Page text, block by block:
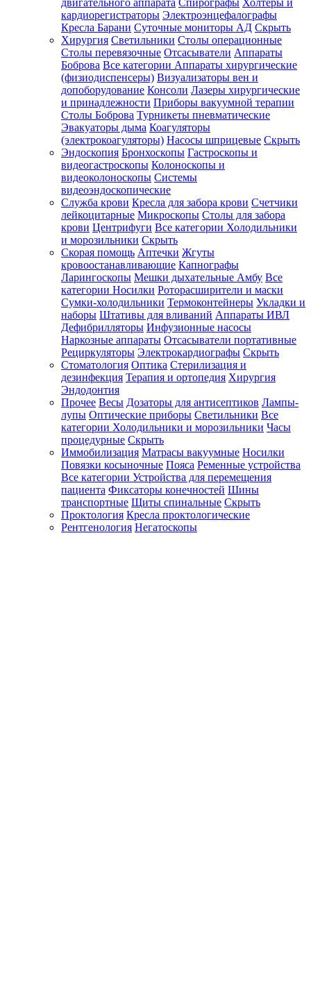
двигательного аппарата Спирографы Холтеры и
кардиорегистраторы Электроэнцефалографы
Кресла Барани Суточные мониторы АД Скрыть
Хирургия Светильники Столы операционные
Столы перевязочные Отсасыватели Аппараты
Боброва Все категории Аппараты хирургические
(физиодиспенсеры) Визуализаторы вен и
допоборудование Консоли Лазеры хирургические
и принадлежности Приборы вакуумной терапии
Столы Боброва Турникеты пневматические
Эвакуаторы дыма Коагуляторы
(электрокоагуляторы) Насосы шприцевые Скрыть
Эндоскопия Бронхоскопы Гастроскопы и
видеогастроскопы Колоноскопы и
видеоколоноскопы Системы
видеоэндоскопические
Служба крови Кресла для забора крови Счетчики
лейкоцитарные Микроскопы Столы для забора
крови Центрифуги Все категории Холодильники
и морозильники Скрыть
Скорая помощь Аптечки Жгуты
кровоостанавливающие Капнографы
Ларингоскопы Мешки дыхательные Амбу Все
категории Носилки Роторасширители и маски
Сумки-холодильники Термоконтейнеры Укладки и
наборы Штативы для вливаний Аппараты ИВЛ
Дефибрилляторы Инфузионные насосы
Наркозные аппараты Отсасыватели портативные
Рециркуляторы Электрокардиографы Скрыть
Стоматология Оптика Стерилизация и
дезинфекция Терапия и ортопедия Хирургия
Эндодонтия
Прочее Весы Дозаторы для антисептиков Лампы-
лупы Оптические приборы Светильники Все
категории Холодильники и морозильники Часы
процедурные Скрыть
Иммобилизация Матрасы вакуумные Носилки
Повязки косыночные Пояса Ременные устройства
Все категории Устройства для перемещения
пациента Фиксаторы конечностей Шины
транспортные Щиты спинальные Скрыть
Проктология Кресла проктологические
Рентгенология Негатоскопы